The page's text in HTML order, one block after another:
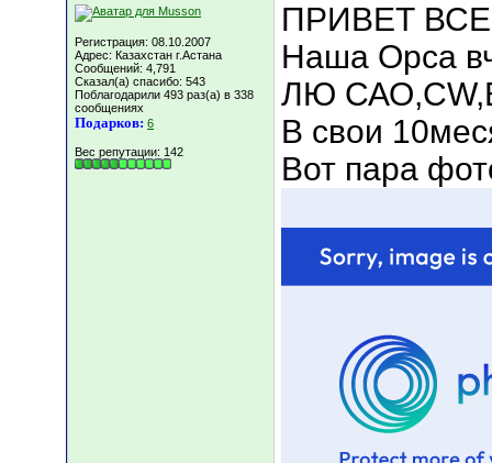
Регистрация: 08.10.2007
Адрес: Казахстан г.Астана
Сообщений: 4,791
Сказал(а) спасибо: 543
Поблагодарили 493 раз(а) в 338
сообщениях
Подарков: 6
Вес репутации: 142
ПРИВЕТ
Наша Орса
ЛЮ
В свои
Вот пара